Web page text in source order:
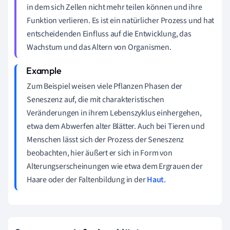
in dem sich Zellen nicht mehr teilen können und ihre
Funktion verlieren. Es ist ein natürlicher Prozess und hat
entscheidenden Einfluss auf die Entwicklung, das
Wachstum und das Altern von Organismen.
Zum Beispiel weisen viele Pflanzen Phasen der
Seneszenz auf, die mit charakteristischen
Veränderungen in ihrem Lebenszyklus einhergehen,
etwa dem Abwerfen alter Blätter. Auch bei Tieren und
Menschen lässt sich der Prozess der Seneszenz
beobachten, hier äußert er sich in Form von
Alterungserscheinungen wie etwa dem Ergrauen der
Haare oder der Faltenbildung in derHaut.